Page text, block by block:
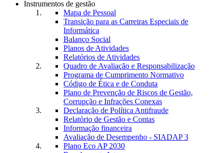
Instrumentos de gestão
Mapa de Pessoal
Transição para as Carreiras Especiais de
Informática
Balanço Social
Planos de Atividades
Relatórios de Atividades
Quadro de Avaliação e Responsabilização
Programa de Cumprimento Normativo
Código de Ética e de Conduta
Plano de Prevenção de Riscos de Gestão,
Corrupção e Infrações Conexas
Declaração de Política Antifraude
Relatório de Gestão e Contas
Informação financeira
Avaliação de Desempenho - SIADAP 3
Plano Eco AP 2030